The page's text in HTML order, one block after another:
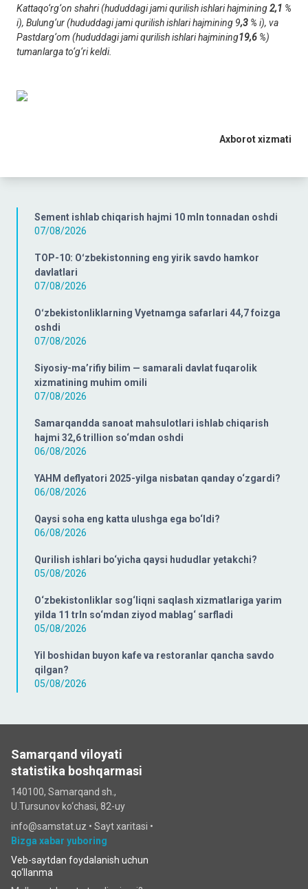
Sement ishlab chiqarish hajmi 10 mln tonnadan oshdi
07/08/2026
TOP-10: Oʻzbekistonning eng yirik savdo hamkor
davlatlari
07/08/2026
Oʻzbekistonliklarning Vyetnamga safarlari 44,7 foizga
oshdi
07/08/2026
Siyosiy-ma’rifiy bilim — samarali davlat fuqarolik
xizmatining muhim omili
07/08/2026
Samarqandda sanoat mahsulotlari ishlab chiqarish
hajmi 32,6 trillion so‘mdan oshdi
06/08/2026
YAHM deflyatori 2025-yilga nisbatan qanday o‘zgardi?
06/08/2026
Qaysi soha eng katta ulushga ega bo‘ldi?
06/08/2026
Qurilish ishlari bo‘yicha qaysi hududlar yetakchi?
05/08/2026
O‘zbekistonliklar sog‘liqni saqlash xizmatlariga yarim
yilda 11 trln so‘mdan ziyod mablag‘ sarfladi
05/08/2026
Yil boshidan buyon kafe va restoranlar qancha savdo
qilgan?
05/08/2026
Kattaqo‘rg‘on shahri (hududdagi jami qurilish ishlari hajmining2,1 %
i), Bulung‘ur (hududdagi jami qurilish ishlari hajmining 9,3 % i), va
Pastdarg‘om (hududdagi jami qurilish ishlari hajmining19,6 %)
tumanlarga to‘g‘ri keldi.
Axborot xizmati
Samarqand viloyati
statistika boshqarmasi
140100, Samarqand sh.,
U.Tursunov ko‘chаsi, 82-uy
info@samstat.uz • Sayt xaritasi •
Bizga xabar yuboring
Veb-saytdan foydalanish uchun
qo‘llanma